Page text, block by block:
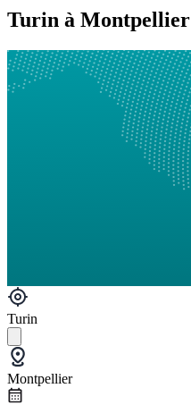
Turin à Montpellier
Turin
Montpellier